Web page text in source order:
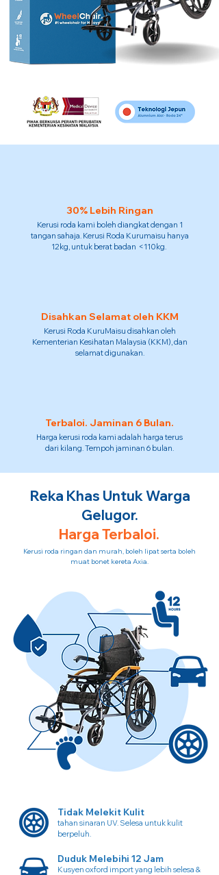
30% Lebih Ringan
Kerusi roda kami boleh diangkat dengan 1
tangan sahaja. Kerusi Roda Kurumaisu hanya
12kg, untuk berat badan <110kg.
Disahkan Selamat oleh KKM
Kerusi Roda KuruMaisu disahkan oleh
Kementerian Kesihatan Malaysia (KKM), dan
selamat digunakan.
Terbaloi. Jaminan 6 Bulan.
Harga kerusi roda kami adalah harga terus
dari kilang. Tempoh jaminan 6 bulan.
Reka Khas Untuk Warga
Gelugor.
Harga Terbaloi.
Kerusi roda ringan dan murah, boleh lipat serta boleh
muat bonet kereta Axia.
Tidak Melekit Kulit
tahan sinaran UV. Selesa untuk kulit
berpeluh.
Duduk Melebihi 12 Jam
Kusyen oxford import yang lebih selesa &